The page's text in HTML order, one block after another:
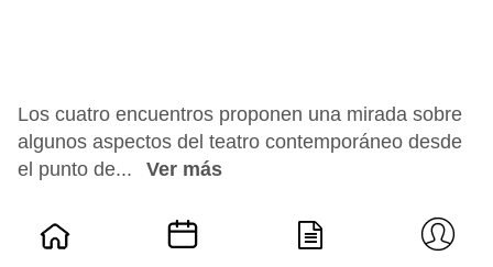
Los cuatro encuentros proponen una mirada sobre
algunos aspectos del teatro contemporáneo desde
el punto de...
Ver más